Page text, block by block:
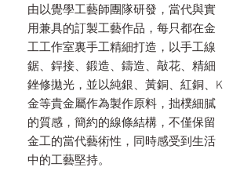
由以覺學工藝師團隊研發，當代與實
用兼具的訂製工藝作品，每只都在金
工工作室裏手工精細打造，以手工線
鋸、銲接、鍛造、鑄造、敲花、精細
銼修拋光，並以純銀、黃銅、紅銅、K
金等貴金屬作為製作原料，拙樸細膩
的質感，簡約的線條結構，不僅保留
金工的當代藝術性，同時感受到生活
中的工藝堅持。